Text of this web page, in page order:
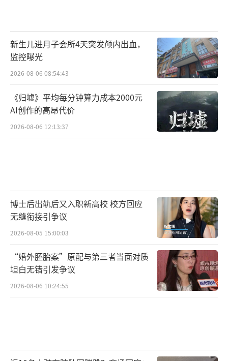
新生儿进月子会所4天突发颅内出血，
监控曝光
2026-08-06 08:54:43
《归墟》平均每分钟算力成本2000元
AI创作的高昂代价
2026-08-06 12:13:37
博士后出轨后又入职新高校 校方回应
无缝衔接引争议
2026-08-05 15:00:03
“婚外胚胎案”原配与第三者当面对质
坦白无错引发争议
2026-08-06 10:24:55